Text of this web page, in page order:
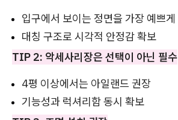
입구에서 보이는 정면을 가장 예쁘게
대칭 구조로 시각적 안정감 확보
TIP 2: 악세사리장은 선택이 아닌 필수
4평 이상에서는 아일랜드 권장
기능성과 럭셔리함 동시 확보